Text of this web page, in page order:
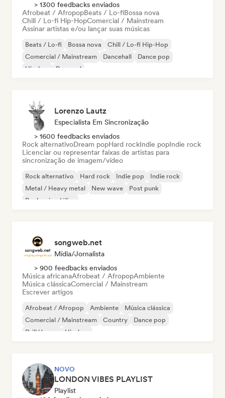
> 1300 feedbacks enviados
Afrobeat / AfropopBeats / Lo-fiBossa nova
Chill / Lo-fi Hip-HopComercial / Mainstream
Assinar artistas e/ou lançar suas músicas
Beats / Lo-fi Bossa nova
Chill / Lo-fi Hip-Hop
Comercial / Mainstream
Dancehall
Dance pop
Hip-hop
Pop soul
Lorenzo Lautz
Especialista Em Sincronização
> 1600 feedbacks enviados
Rock alternativoDream popHard rockIndie popIndie rock
Licenciar ou representar faixas de artistas para
sincronização de imagem/vídeo
Rock alternativo Hard rock Indie pop
Indie rock
Metal / Heavy metal
New wave
Post punk
Rock psicodélico
songweb.net
Mídia/Jornalista
> 900 feedbacks enviados
Música africanaAfrobeat / AfropopAmbiente
Música clássicaComercial / Mainstream
Escrever artigos
Afrobeat / Afropop Ambiente
Música clássica
Comercial / Mainstream
Country
Dance pop
Drill/Jersey
Hip-hop
NOVO
LONDON VIBES PLAYLIST
Playlist